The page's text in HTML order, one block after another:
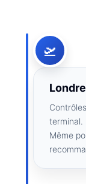
🛫
terminal.
Même